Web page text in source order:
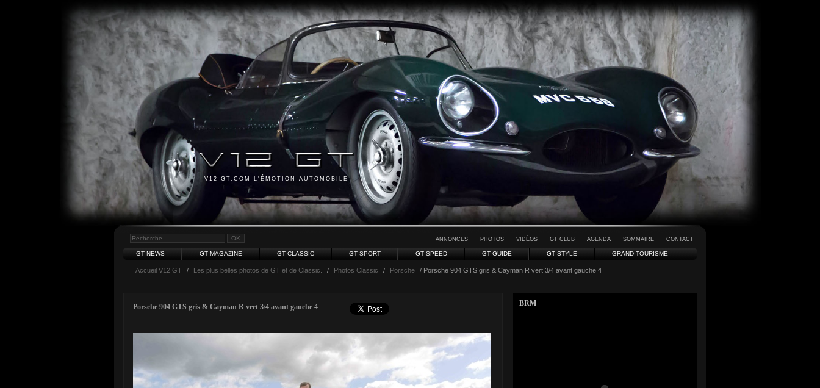
V12 GT.COM L'ÉMOTION AUTOMOBILE
ANNONCES PHOTOS VIDÉOS GT CLUB AGENDA SOMMAIRE CONTACT
GT NEWS GT MAGAZINE GT CLASSIC GT SPORT GT SPEED GT GUIDE GT STYLE GRAND TOURISME
Accueil V12 GT / Les plus belles photos de GT et de Classic. / Photos Classic / Porsche / Porsche 904 GTS gris & Cayman R vert 3/4 avant gauche 4
Porsche 904 GTS gris & Cayman R vert 3/4 avant gauche 4 BRM